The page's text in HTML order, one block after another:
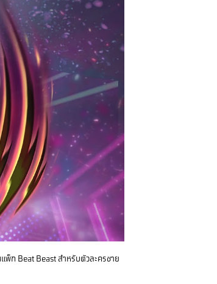
พ็ก Beat Beast สำหรับตัวละครชาย